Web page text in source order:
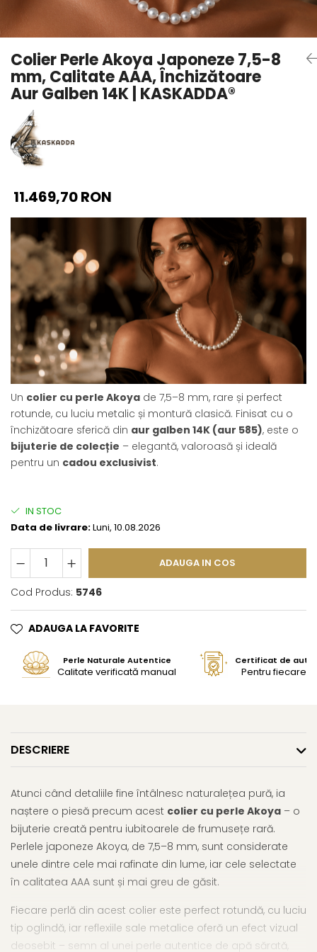
Seturi Perle cu Argint
Brățări cu Perle
Pandantive cu Perle
Brose cu Perle
Colier Perle Akoya Japoneze 7,5-8
mm, Calitate AAA, Închizătoare
Aur Galben 14K | KASKADDA®
11.469,70 RON
Un colier cu perle Akoya de 7,5–8 mm, rare și perfect
rotunde, cu luciu metalic și montură clasică. Finisat cu o
închizătoare sferică din aur galben 14K (aur 585), este o
bijuterie de colecție – elegantă, valoroasă și ideală
pentru un cadou exclusivist.
IN STOC
Data de livrare:Luni, 10.08.2026
ADAUGA IN COS
Cod Produs: 5746
ADAUGA LA FAVORITE
Perle Naturale Autentice
Calitate verificată manual
Certificat de
Pentru fiecare
DESCRIERE
Atunci când detaliile fine întâlnesc naturalețea pură, ia
naștere o piesă precum acest colier cu perle Akoya – o
bijuterie creată pentru iubitoarele de frumusețe rară.
Perlele japoneze Akoya, de 7,5–8 mm, sunt considerate
unele dintre cele mai rafinate din lume, iar cele selectate
în calitatea AAA sunt și mai greu de găsit.
Fiecare perlă din acest colier este perfect rotundă, cu luciu
tip oglindă, iar reflexiile sale metalice oferă un efect vizual
deosebit – semn al unei perle autentice de apă sărată,